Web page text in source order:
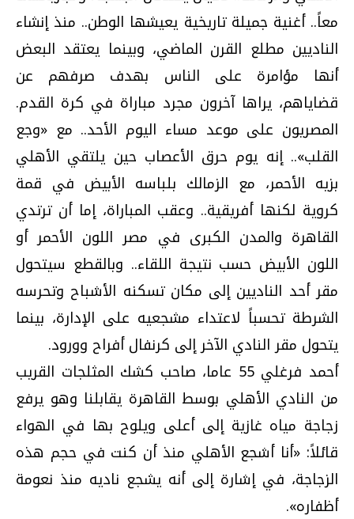
معاً.. أغنية جميلة تاريخية يعيشها الوطن.. منذ إنشاء
الناديين مطلع القرن الماضي، وبينما يعتقد البعض
أنها مؤامرة على الناس بهدف صرفهم عن
قضاياهم، يراها آخرون مجرد مباراة في كرة القدم.
المصريون على موعد مساء اليوم الأحد.. مع «وجع
القلب».. إنه يوم حرق الأعصاب حين يلتقي الأهلي
بزيه الأحمر، مع الزمالك بلباسه الأبيض في قمة
كروية لكنها أفريقية.. وعقب المباراة، إما أن ترتدي
القاهرة والمدن الكبرى في مصر اللون الأحمر أو
اللون الأبيض حسب نتيجة اللقاء.. وبالقطع سيتحول
مقر أحد الناديين إلى مكان تسكنه الأشباح وتحرسه
الشرطة تحسباً لاعتداء مشجعيه على الإدارة، بينما
يتحول مقر النادي الآخر إلى كرنفال أفراح وورود.
أحمد فرغلي 55 عاما، صاحب كشك المثلجات القريب
من النادي الأهلي بوسط القاهرة يقابلنا وهو يرفع
زجاجة مياه غازية إلى أعلى ويلوح بها في الهواء
قائلاً: «أنا أشجع الأهلي منذ أن كنت في حجم هذه
الزجاجة، في إشارة إلى أنه يشجع ناديه منذ نعومة
أظفاره».